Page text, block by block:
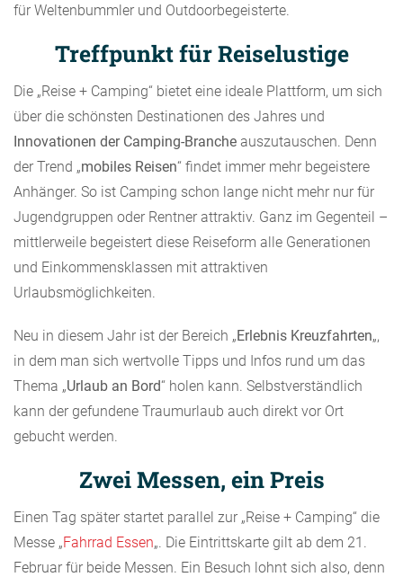
für Weltenbummler und Outdoorbegeisterte.
Treffpunkt für Reiselustige
Die „Reise + Camping“ bietet eine ideale Plattform, um sich
über die schönsten Destinationen des Jahres und
Innovationen der Camping-Branche auszutauschen. Denn
der Trend „mobiles Reisen“ findet immer mehr begeistere
Anhänger. So ist Camping schon lange nicht mehr nur für
Jugendgruppen oder Rentner attraktiv. Ganz im Gegenteil –
mittlerweile begeistert diese Reiseform alle Generationen
und Einkommensklassen mit attraktiven
Urlaubsmöglichkeiten.
Neu in diesem Jahr ist der Bereich „Erlebnis Kreuzfahrten„,
in dem man sich wertvolle Tipps und Infos rund um das
Thema „Urlaub an Bord“ holen kann. Selbstverständlich
kann der gefundene Traumurlaub auch direkt vor Ort
gebucht werden.
Zwei Messen, ein Preis
Einen Tag später startet parallel zur „Reise + Camping“ die
Messe „Fahrrad Essen„. Die Eintrittskarte gilt ab dem 21.
Februar für beide Messen. Ein Besuch lohnt sich also, denn